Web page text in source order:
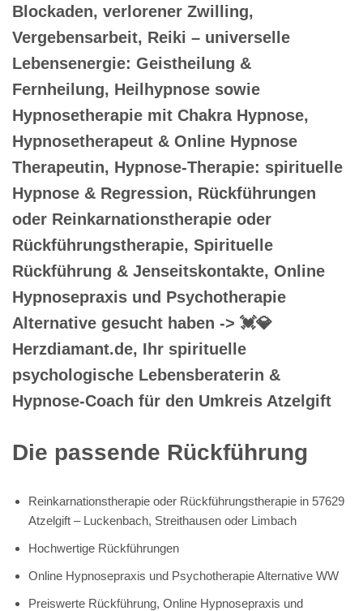
Blockaden, verlorener Zwilling,
Vergebensarbeit, Reiki – universelle
Lebensenergie: Geistheilung &
Fernheilung, Heilhypnose sowie
Hypnosetherapie mit Chakra Hypnose,
Hypnosetherapeut & Online Hypnose
Therapeutin, Hypnose-Therapie: spirituelle
Hypnose & Regression, Rückführungen
oder Reinkarnationstherapie oder
Rückführungstherapie, Spirituelle
Rückführung & Jenseitskontakte, Online
Hypnosepraxis und Psychotherapie
Alternative gesucht haben -> 💓️💎
Herzdiamant.de, Ihr spirituelle
psychologische Lebensberaterin &
Hypnose-Coach für den Umkreis Atzelgift
Die passende Rückführung
Reinkarnationstherapie oder Rückführungstherapie in 57629
Atzelgift – Luckenbach, Streithausen oder Limbach
Hochwertige Rückführungen
Online Hypnosepraxis und Psychotherapie Alternative WW
Preiswerte Rückführung, Online Hypnosepraxis und